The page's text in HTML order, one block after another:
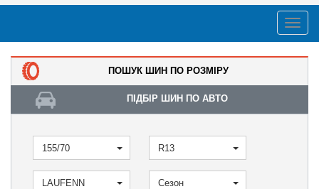
ПОШУК ШИН ПО РОЗМІРУ
ПІДБІР ШИН ПО АВТО
155/70 R13
LAUFENN Сезон